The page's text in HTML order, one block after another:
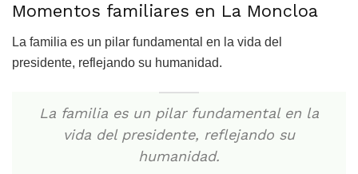
Momentos familiares en La Moncloa
La familia es un pilar fundamental en la vida del
presidente, reflejando su humanidad.
La familia es un pilar fundamental en la
vida del presidente, reflejando su
humanidad.